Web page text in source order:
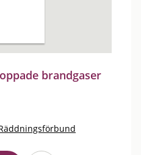
brandgaser